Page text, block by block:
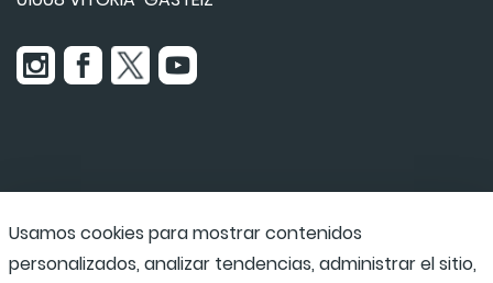
Udaraba
Usamos cookies para mostrar contenidos
personalizados, analizar tendencias, administrar el sitio,